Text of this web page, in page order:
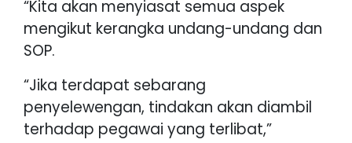
“Kita akan menyiasat semua aspek
mengikut kerangka undang-undang dan
SOP.
“Jika terdapat sebarang
penyelewengan, tindakan akan diambil
terhadap pegawai yang terlibat,”